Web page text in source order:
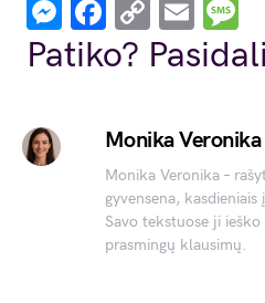
Messenger
Facebook
Copy
Link
Email
Patiko?
Monika Veronika
Monika Veronika –
gyvensena,
Savo tekstuose ji
prasmingų klausimų.